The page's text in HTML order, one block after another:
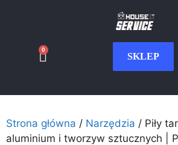
SKLEP
0
Strona główna / Narzędzia / Piły
aluminium i tworzyw sztucznych |